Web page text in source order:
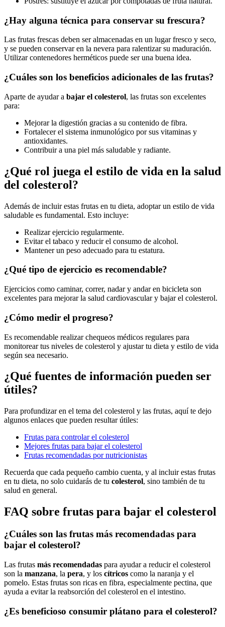
¿Hay alguna técnica para conservar su frescura?
Las frutas frescas deben ser almacenadas en un lugar fresco y seco,
y se pueden conservar en la nevera para ralentizar su maduración.
Utilizar contenedores herméticos puede ser una buena idea.
¿Cuáles son los beneficios adicionales de las frutas?
Aparte de ayudar a bajar el colesterol, las frutas son excelentes
para:
Mejorar la digestión gracias a su contenido de fibra.
Fortalecer el sistema inmunológico por sus vitaminas y
antioxidantes.
Contribuir a una piel más saludable y radiante.
¿Qué rol juega el estilo de vida en la salud
del colesterol?
Además de incluir estas frutas en tu dieta, adoptar un estilo de vida
saludable es fundamental. Esto incluye:
Realizar ejercicio regularmente.
Evitar el tabaco y reducir el consumo de alcohol.
Mantener un peso adecuado para tu estatura.
¿Qué tipo de ejercicio es recomendable?
Ejercicios como caminar, correr, nadar y andar en bicicleta son
excelentes para mejorar la salud cardiovascular y bajar el colesterol.
¿Cómo medir el progreso?
Es recomendable realizar chequeos médicos regulares para
monitorear tus niveles de colesterol y ajustar tu dieta y estilo de vida
según sea necesario.
¿Qué fuentes de información pueden ser
útiles?
Para profundizar en el tema del colesterol y las frutas, aquí te dejo
algunos enlaces que pueden resultar útiles:
Frutas para controlar el colesterol
Mejores frutas para bajar el colesterol
Frutas recomendadas por nutricionistas
Recuerda que cada pequeño cambio cuenta, y al incluir estas frutas
en tu dieta, no solo cuidarás de tu colesterol, sino también de tu
salud en general.
FAQ sobre frutas para bajar el colesterol
¿Cuáles son las frutas más recomendadas para
bajar el colesterol?
Las frutas más recomendadas para ayudar a reducir el colesterol
son la manzana, la pera, y los cítricos como la naranja y el
pomelo. Estas frutas son ricas en fibra, especialmente pectina, que
ayuda a evitar la reabsorción del colesterol en el intestino.
¿Es beneficioso consumir plátano para el colesterol?